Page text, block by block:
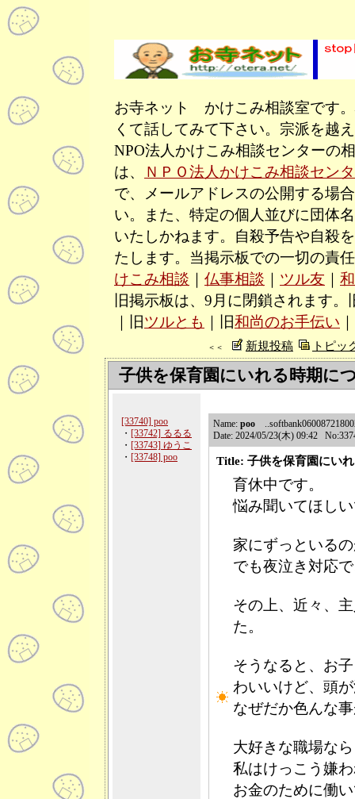
お寺ネット かけこみ相談室です
くて話してみて下さい。宗派を越
NPO法人かけこみ相談センターの
は、
ＮＰＯ法人かけこみ相談セン
で、メールアドレスの公開する場
い。また、特定の個人並びに団体
いたしかねます。自殺予告や自殺
たします。当掲示板での一切の責
けこみ相談
仏事相談 ツル友
旧掲示板は、9月に閉鎖されます。
｜旧ツルとも ｜旧和尚のお手伝い
＜＜ 新規投稿 トピッ
子供を保育園にいれる時期に
[33740] poo
・ [33742] るるる
・ [33743] ゆうこ
・ [33748] poo
Name: poo
Date: 2024/05/23(木) 09:42
Title: 子供を保育園にい
育休中です。
悩み聞いてほし
家にずっといる
でも夜泣き対応
その上、近々、
た。
そうなると、お
わいいけど、頭
なぜだか色んな
大好きな職場な
私はけっこう嫌
お金のために働